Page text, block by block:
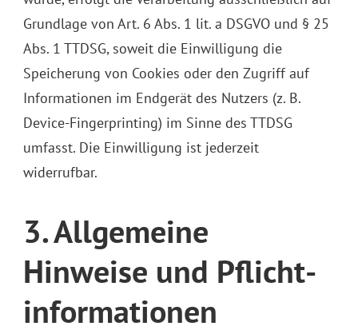
Grundlage von Art. 6 Abs. 1 lit. a DSGVO und § 25
Abs. 1 TTDSG, soweit die Einwilligung die
Speicherung von Cookies oder den Zugriff auf
Informationen im Endgerät des Nutzers (z. B.
Device-Fingerprinting) im Sinne des TTDSG
umfasst. Die Einwilligung ist jederzeit
widerrufbar.
3. Allgemeine
Hinweise und Pflicht­
informationen